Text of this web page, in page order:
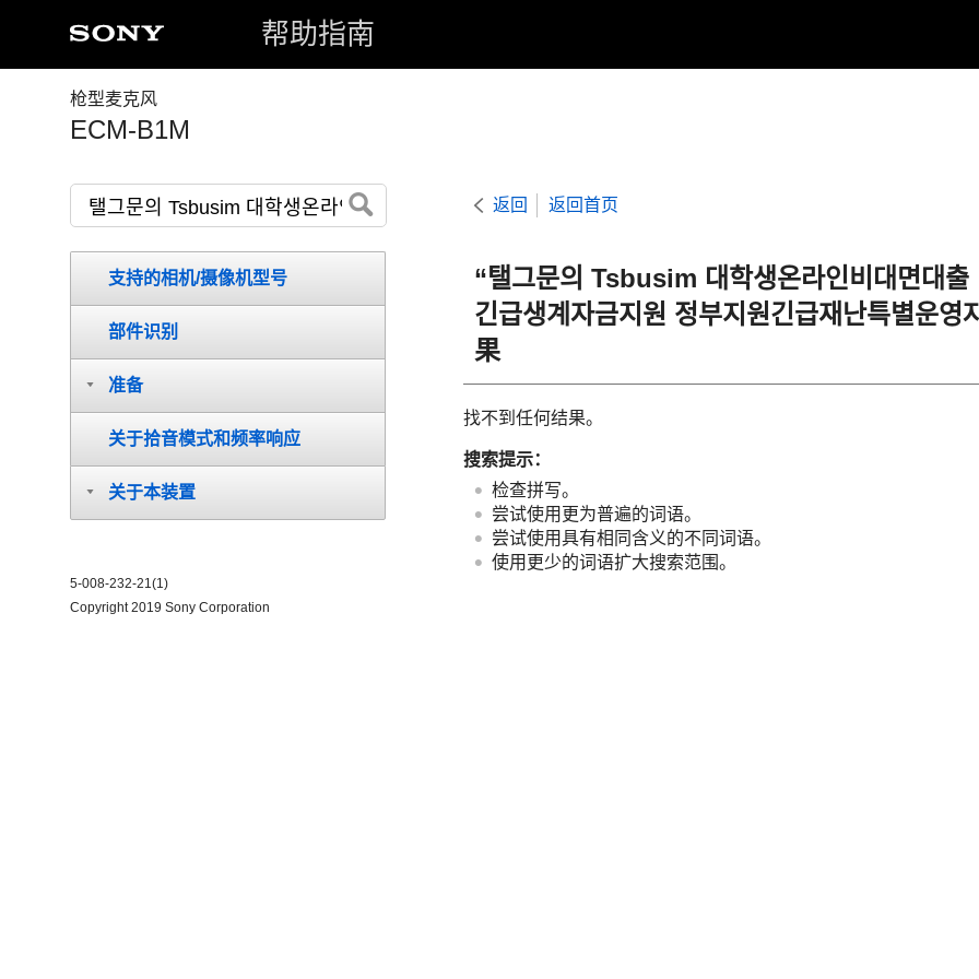
帮助指南
枪型麦克风
ECM-B1M
返回 返回首页
“탤그문의 Tsbusim 대학생온라인비대면대출
긴급생계자금지원 정부지원긴급재난특별운
果
找不到任何结果。
搜索提示：
检查拼写。
尝试使用更为普遍的词语。
尝试使用具有相同含义的不同词语。
使用更少的词语扩大搜索范围。
支持的相机/摄像机型号
部件识别
准备
关于拾音模式和频率响应
关于本装置
5-008-232-21(1)
Copyright 2019 Sony Corporation